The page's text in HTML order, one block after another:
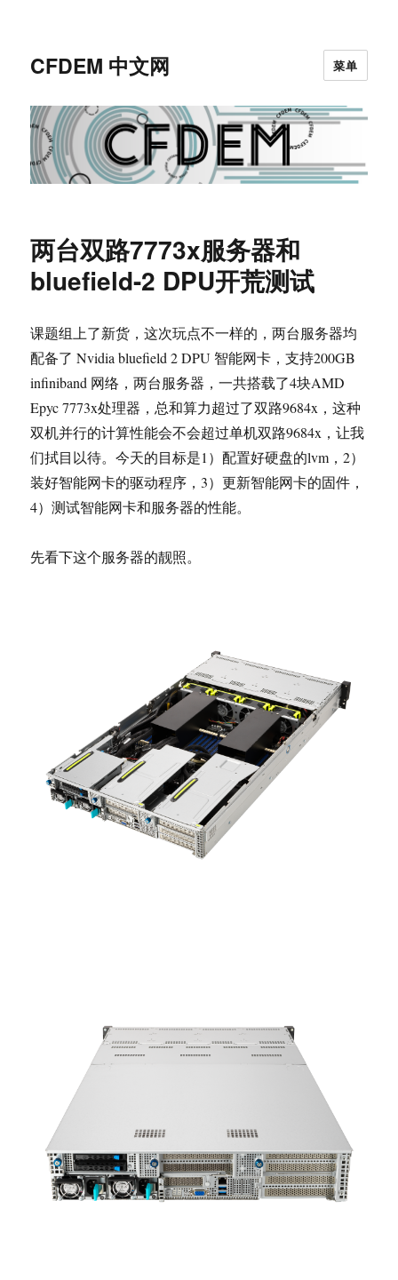
CFDEM 中文网 菜单
两台双路7773x服务器和
bluefield-2 DPU开荒测试
课题组上了新货，这次玩点不一样的，两台服务器均
配备了 Nvidia bluefield 2 DPU 智能网卡，支持200GB
infiniband 网络，两台服务器，一共搭载了4块AMD
Epyc 7773x处理器，总和算力超过了双路9684x，这种
双机并行的计算性能会不会超过单机双路9684x，让我
们拭目以待。今天的目标是1）配置好硬盘的lvm，2）
装好智能网卡的驱动程序，3）更新智能网卡的固件，
4）测试智能网卡和服务器的性能。
先看下这个服务器的靓照。